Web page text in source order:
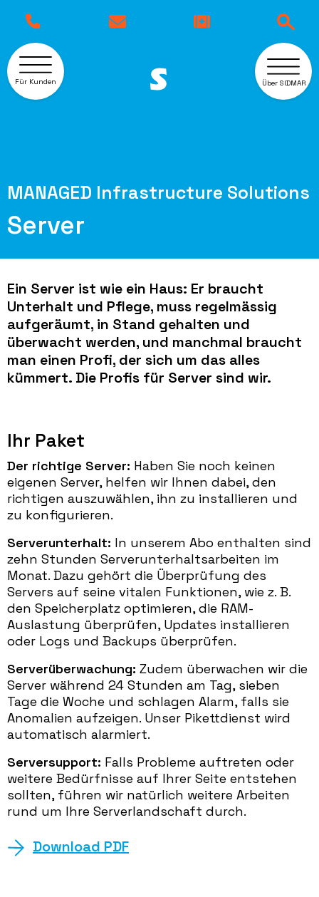
Für Kunden Über SIDMAR
MANAGED Infrastructure Solutions
Server
Ein Server ist wie ein Haus: Er braucht
Unterhalt und Pflege, muss regelmässig
aufgeräumt, in Stand gehalten und
überwacht werden, und manchmal braucht
man einen Profi, der sich um das alles
kümmert. Die Profis für Server sind wir.
Ihr Paket
Der richtige Server: Haben Sie noch keinen
eigenen Server, helfen wir Ihnen dabei, den
richtigen auszuwählen, ihn zu installieren und
zu konfigurieren.
Serverunterhalt: In unserem Abo enthalten sind
zehn Stunden Serverunterhaltsarbeiten im
Monat. Dazu gehört die Überprüfung des
Servers auf seine vitalen Funktionen, wie z. B.
den Speicherplatz optimieren, die RAM-
Auslastung überprüfen, Updates installieren
oder Logs und Backups überprüfen.
Serverüberwachung: Zudem überwachen wir die
Server während 24 Stunden am Tag, sieben
Tage die Woche und schlagen Alarm, falls sie
Anomalien aufzeigen. Unser Pikettdienst wird
automatisch alarmiert.
Serversupport: Falls Probleme auftreten oder
weitere Bedürfnisse auf Ihrer Seite entstehen
sollten, führen wir natürlich weitere Arbeiten
rund um Ihre Serverlandschaft durch.
Download PDF